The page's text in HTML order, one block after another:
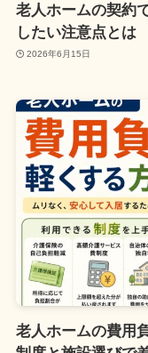
老人ホームの契約
したい注意点とは
2026年6月15日
老人ホームの費用